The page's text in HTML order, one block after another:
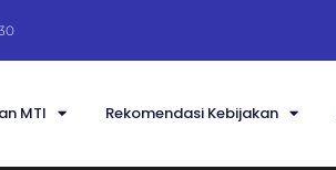
MTI Rekomendasi Kebijakan